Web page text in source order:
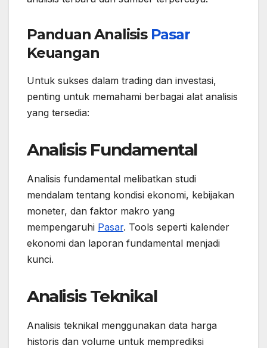
Panduan Analisis Pasar
Keuangan
Untuk sukses dalam trading dan investasi,
penting untuk memahami berbagai alat analisis
yang tersedia:
Analisis Fundamental
Analisis fundamental melibatkan studi
mendalam tentang kondisi ekonomi, kebijakan
moneter, dan faktor makro yang
mempengaruhi Pasar. Tools seperti kalender
ekonomi dan laporan fundamental menjadi
kunci.
Analisis Teknikal
Analisis teknikal menggunakan data harga
historis dan volume untuk memprediksi